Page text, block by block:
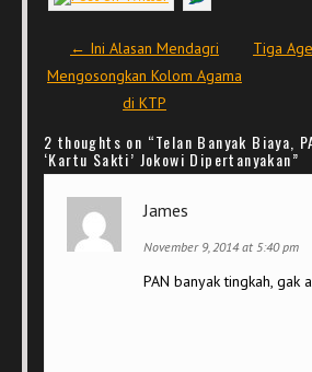
Post navigation
← Ini Alasan Mendagri
Mengosongkan Kolom Agama
di KTP
Tiga
2 thoughts on “Telan Banyak Biaya,
‘Kartu Sakti’ Jokowi Dipertanyakan”
James
November 9, 2014 at 5:40 pm
PAN banyak tingkah, gak